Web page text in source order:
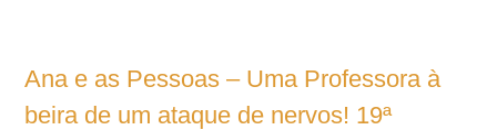
Ana e as Pessoas – Uma Professora à
beira de um ataque de nervos! 19ª